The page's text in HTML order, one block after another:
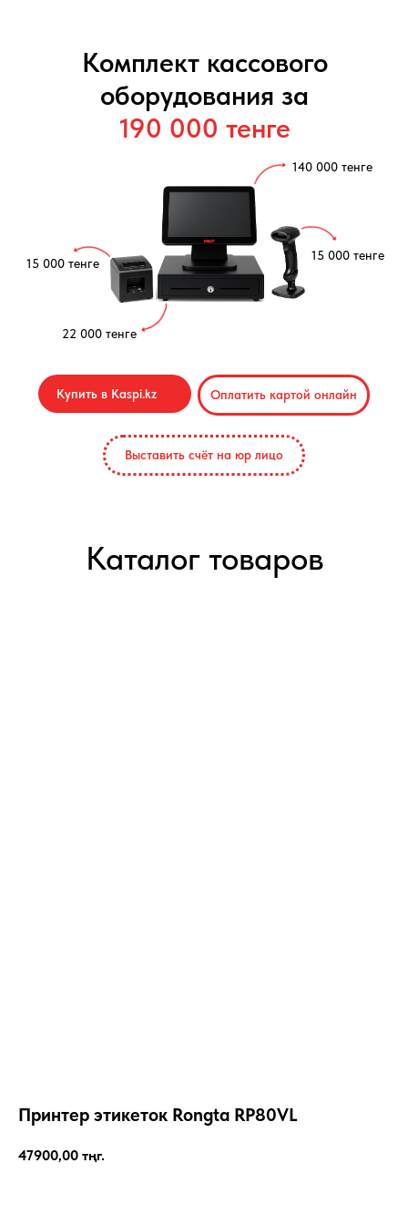
Комплект кассового
оборудования за
190 000 тенге
Купить в Kaspi.kz Оплатить картой онлайн
Выставить счёт на юр лицо
15 000 тенге
140 000 тенге
22 000 тенге
15 000 тенге
Каталог товаров
Принтер этикеток Rongta RP80VL
47900,00 тңг.